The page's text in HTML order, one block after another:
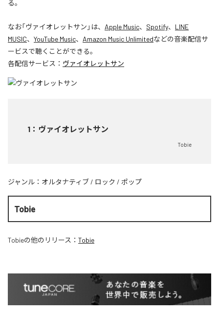
る。
なお「ヴァイオレットサン 」は、 Apple Music、 Spotify、 LINE
MUSIC、 YouTube Music、 Amazon Music Unlimitedなどの音楽配信サ
ービスで聴くことができる。
各配信サービス： ヴァイオレットサン
1 ： ヴァイオレットサン
Tobie
ジャンル： オルタナティブ / ロック / ポップ
Tobie
Tobieの他のリリース： Tobie